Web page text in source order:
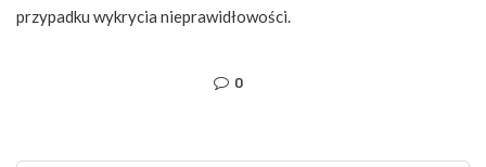
przypadku wykrycia nieprawidłowości.
0